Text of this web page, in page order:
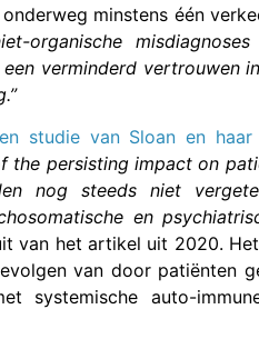
minstens één
organische
verminderd vertrouwen
studie van Sloan en haar
the persisting impact on
nog steeds niet
en
van het artikel uit 2020.
van door patiënten
systemische auto-